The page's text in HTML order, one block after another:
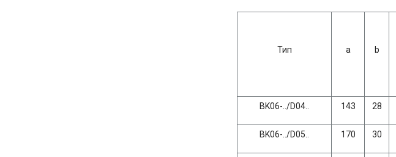
Тип а b
BK06-../D04.. 143 28
BK06-../D05.. 170 30